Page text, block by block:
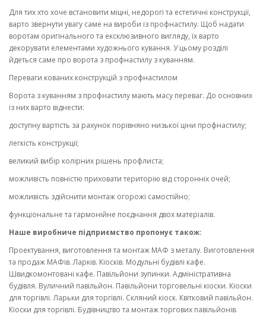
Для тих хто хоче встановити міцні, недорогі та естетичні конструкції,
варто звернути увагу саме на вироби із профнастилу. Щоб надати
воротам оригінального та ексклюзивного вигляду, їх варто
декорувати елементами художнього кування. У цьому розділі
йдеться саме про ворота з профнастилу з куванням.
Переваги кованих конструкцій з профнастилом
Ворота з куванням з профнастилу мають масу переваг. До основних
із них варто віднести:
доступну вартість за рахунок порівняно низької ціни профнастилу;
легкість конструкції;
великий вибір колірних рішень профлиста;
можливість повністю приховати територію від сторонніх очей;
можливість здійснити монтаж огорожі самостійно;
функціональне та гармонійне поєднання двох матеріалів.
Наше виробниче підприємство пропонує також:
Проектування, виготовлення та монтаж МАФ з металу. Виготовлення
та продаж МАФів. Ларків. Кіосків. Модульні будівлі кафе.
Швидкомонтовані кафе. Павільйони зупинки. Адміністративна
будівля. Вуличний павільйон. Павільйони торговельні кіоски. Кіоски
для торгівлі. Ларьки для торгівлі. Скляний кіоск. Квітковий павільйон.
Кіоски для торгівлі. Будівництво та монтаж торгових павільйонів.